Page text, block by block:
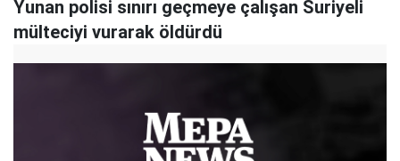
Yunan polisi sınırı geçmeye çalışan Suriyeli
mülteciyi vurarak öldürdü